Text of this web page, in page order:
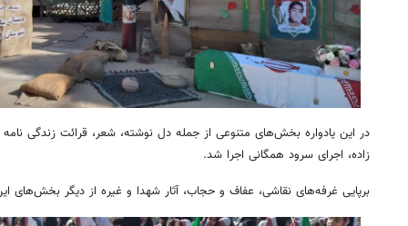
در این یادواره بخش‌های متنوعی از جمله دل نوشته، شعر، قرائت زندگی
زاده، اجرای سرود همگانی اجرا شد.
برپایی غرفه‌های نقاشی، عفاف و حجاب، آثار شهدا و غیره از دیگر بخش‌های